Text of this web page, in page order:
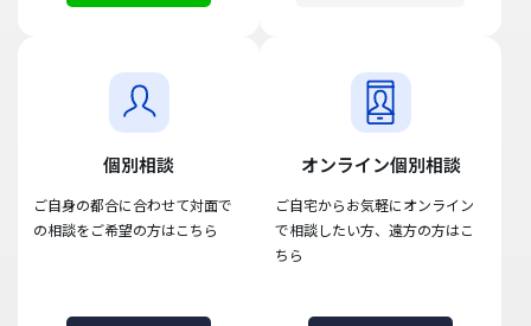
個別相談
ご自身の都合に合わせて対面で
の相談をご希望の方はこちら
オンライン個別相談
ご自宅からお気軽にオンライン
で相談したい方、遠方の方はこ
ちら